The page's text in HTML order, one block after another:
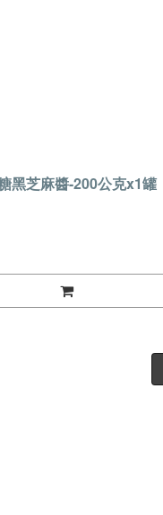
黑芝麻醬-200公克x1罐